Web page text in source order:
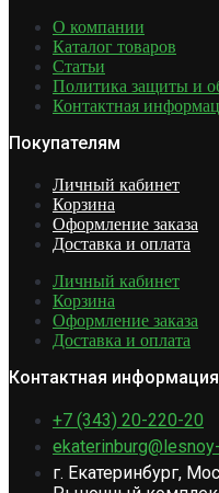
О компании
Каталог товаров
Статьи
Политика защиты и
Контактная
Покупателям
Личный кабинет
Корзина
Оформление заказа
Доставка и оплата
Личный кабинет
Корзина
Оформление заказа
Доставка и оплата
Контактная информация
+7 (343) 20-220-20
г. Екатеринбург,